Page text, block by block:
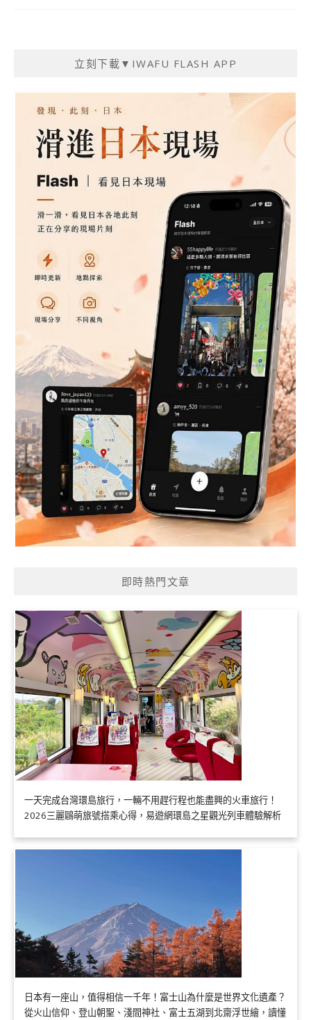
立刻下載▼IWAFU FLASH APP
即時熱門文章
一天完成台灣環島旅行，一輛不用趕行程也能盡興的火車旅行！
2026三麗鷗萌旅號搭乘心得，易遊網環島之星觀光列車體驗解析
日本有一座山，值得相信一千年！富士山為什麼是世界文化遺產？
從火山信仰、登山朝聖、淺間神社、富士五湖到北齋浮世繪，讀懂